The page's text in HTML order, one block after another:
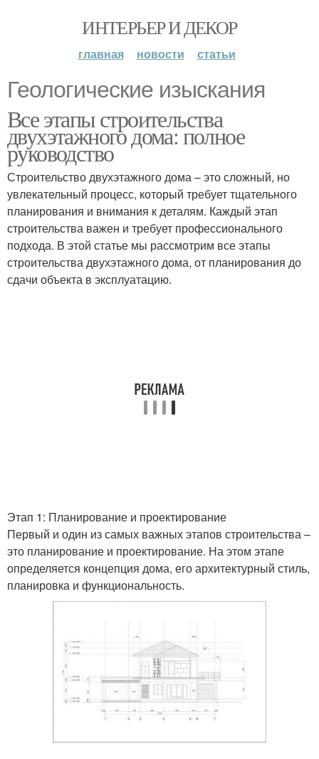
ИНТЕРЬЕР И ДЕКОР
главная новости статьи
Геологические изыскания
Все этапы строительства
двухэтажного дома: полное
руководство
Строительство двухэтажного дома – это сложный, но
увлекательный процесс, который требует тщательного
планирования и внимания к деталям. Каждый этап
строительства важен и требует профессионального
подхода. В этой статье мы рассмотрим все этапы
строительства двухэтажного дома, от планирования до
сдачи объекта в эксплуатацию.
Этап 1: Планирование и проектирование
Первый и один из самых важных этапов строительства –
это планирование и проектирование. На этом этапе
определяется концепция дома, его архитектурный стиль,
планировка и функциональность.